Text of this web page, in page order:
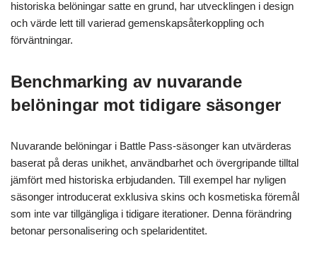
historiska belöningar satte en grund, har utvecklingen i design
och värde lett till varierad gemenskapsåterkoppling och
förväntningar.
Benchmarking av nuvarande
belöningar mot tidigare säsonger
Nuvarande belöningar i Battle Pass-säsonger kan utvärderas
baserat på deras unikhet, användbarhet och övergripande tilltal
jämfört med historiska erbjudanden. Till exempel har nyligen
säsonger introducerat exklusiva skins och kosmetiska föremål
som inte var tillgängliga i tidigare iterationer. Denna förändring
betonar personalisering och spelaridentitet.